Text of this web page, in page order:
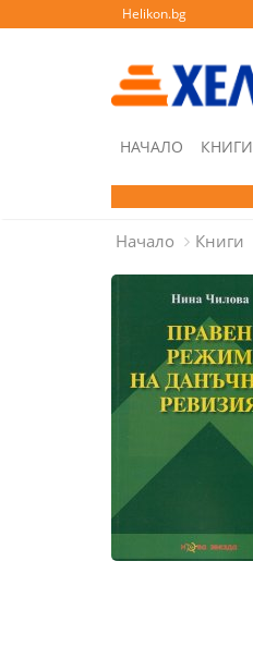
Helikon.bg
НАЧАЛО КНИГИ
Начало Книги